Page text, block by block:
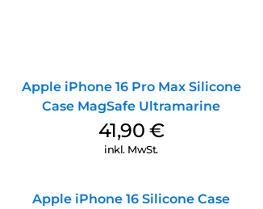
Apple iPhone 16 Pro Max Silicone
Case MagSafe Ultramarine
41,90 €
inkl. MwSt.
Apple iPhone 16 Silicone Case